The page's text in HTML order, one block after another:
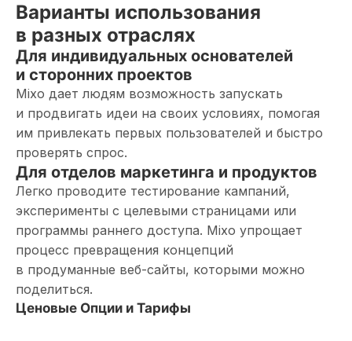
Варианты использования
в разных отраслях
Для индивидуальных основателей
и сторонних проектов
Mixo дает людям возможность запускать
и продвигать идеи на своих условиях, помогая
им привлекать первых пользователей и быстро
проверять спрос.
Для отделов маркетинга и продуктов
Легко проводите тестирование кампаний,
эксперименты с целевыми страницами или
программы раннего доступа. Mixo упрощает
процесс превращения концепций
в продуманные веб-сайты, которыми можно
поделиться.
Ценовые Опции и Тарифы